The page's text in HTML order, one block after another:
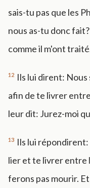
sais-tu pas que les
nous as-tu donc
comme il m'ont
12 Ils lui dirent: Nous
afin de te livrer
leur dit: Jurez-moi
13 Ils lui
lier et te livrer entre
ferons pas mourir.